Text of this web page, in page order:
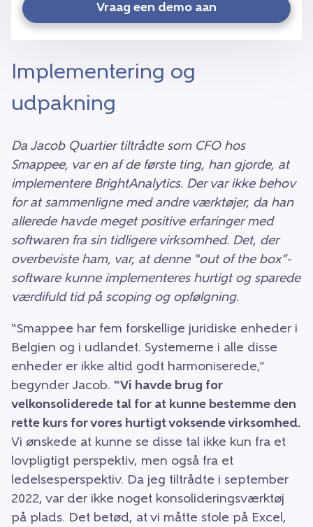
Vraag een demo aan
Implementering og
udpakning
Da Jacob Quartier tiltrådte som CFO hos
Smappee, var en af de første ting, han gjorde, at
implementere BrightAnalytics. Der var ikke behov
for at sammenligne med andre værktøjer, da han
allerede havde meget positive erfaringer med
softwaren fra sin tidligere virksomhed. Det, der
overbeviste ham, var, at denne “out of the box”-
software kunne implementeres hurtigt og sparede
værdifuld tid på scoping og opfølgning.
“Smappee har fem forskellige juridiske enheder i
Belgien og i udlandet. Systemerne i alle disse
enheder er ikke altid godt harmoniserede,”
begynder Jacob. “Vi havde brug for
velkonsoliderede tal for at kunne bestemme den
rette kurs for vores hurtigt voksende virksomhed.
Vi ønskede at kunne se disse tal ikke kun fra et
lovpligtigt perspektiv, men også fra et
ledelsesperspektiv. Da jeg tiltrådte i september
2022, var der ikke noget konsolideringsværktøj
på plads. Det betød, at vi måtte stole på Excel,